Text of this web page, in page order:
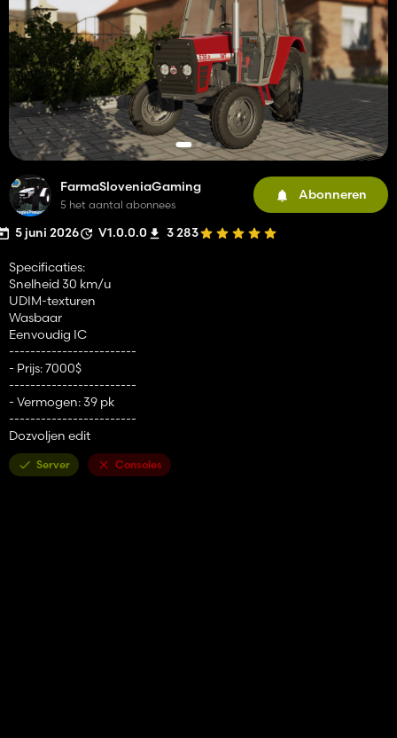
FarmaSloveniaGaming
5 het aantal abonnees
Abonneren
5 juni 2026 V1.0.0.0 3 283
Specificaties:
Snelheid 30 km/u
UDIM-texturen
Wasbaar
Eenvoudig IC
------------------------
- Prijs: 7000$
------------------------
- Vermogen: 39 pk
------------------------
Dozvoljen edit
Server Consoles